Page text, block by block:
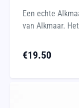
Een echte
van Alkmaar.
€19.50